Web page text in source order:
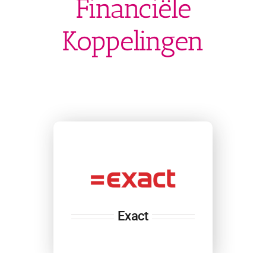
Financiële
Koppelingen
Exact